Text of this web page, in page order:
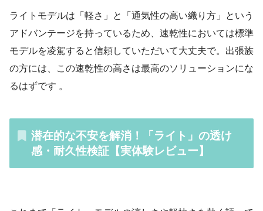
ライトモデルは「軽さ」と「通気性の高い織り方」という
アドバンテージを持っているため、速乾性においては標準
モデルを凌駕すると信頼していただいて大丈夫で。出張族
の方には、この速乾性の高さは最高のソリューションにな
るはずです 。
潜在的な不安を解消！ 「ライト」の透け
感・耐久性検証【実体験レビュー】